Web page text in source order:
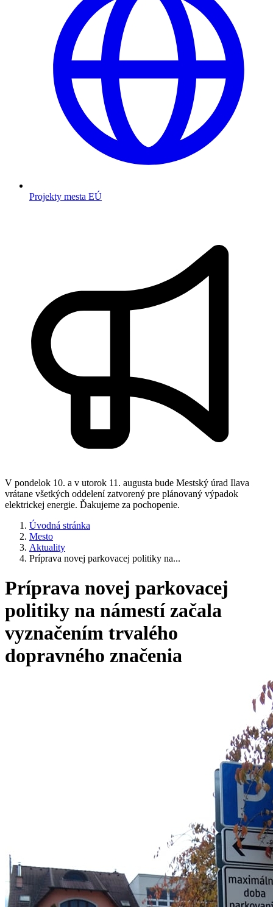
Projekty mesta EÚ
V pondelok 10. a v utorok 11. augusta bude Mestský úrad Ilava
vrátane všetkých oddelení zatvorený pre plánovaný výpadok
elektrickej energie. Ďakujeme za pochopenie.
Úvodná stránka
Mesto
Aktuality
Príprava novej parkovacej politiky na...
Príprava novej parkovacej
politiky na námestí začala
vyznačením trvalého
dopravného značenia